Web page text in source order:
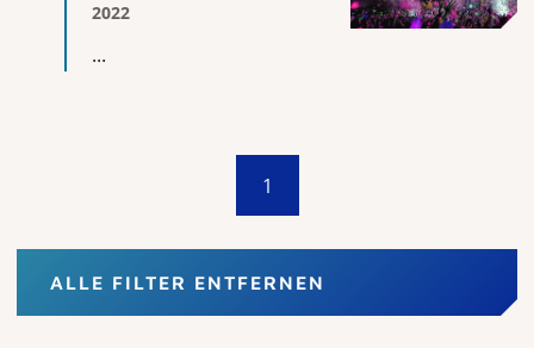
2022
...
1
ALLE FILTER ENTFERNEN